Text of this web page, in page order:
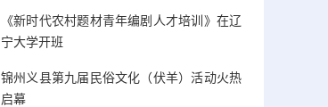
《新时代农村题材青年编剧人才培训》在辽
宁大学开班
锦州义县第九届民俗文化（伏羊）活动火热
启幕